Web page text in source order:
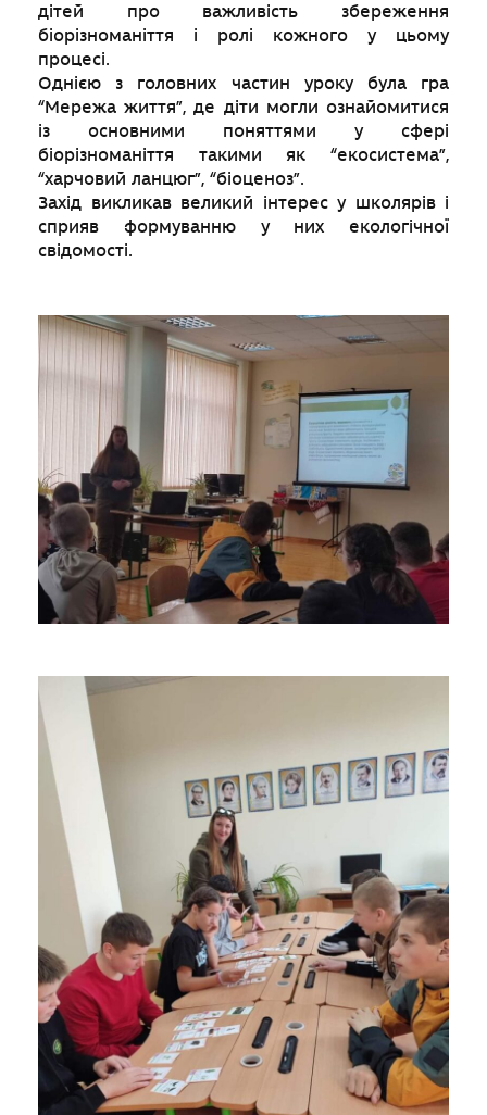
дітей про важливість збереження
біорізноманіття і ролі кожного у цьому
процесі.
Однією з головних частин уроку була гра
“Мережа життя”, де діти могли ознайомитися
із основними поняттями у сфері
біорізноманіття такими як “екосистема”,
“харчовий ланцюг”, “біоценоз”.
Захід викликав великий інтерес у школярів і
сприяв формуванню у них екологічної
свідомості.